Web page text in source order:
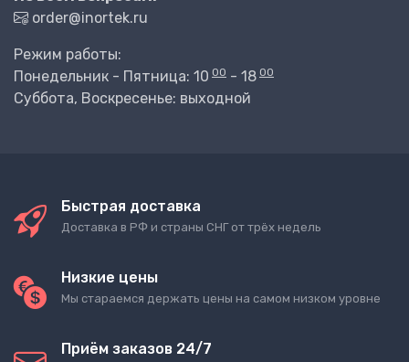
order@inortek.ru
Режим работы:
Понедельник - Пятница: 10 00 - 18 00
Суббота, Воскресенье: выходной
Быстрая доставка
Доставка в РФ и страны СНГ от трёх недель
Низкие цены
Мы стараемся держать цены на самом низком уровне
Приём заказов 24/7